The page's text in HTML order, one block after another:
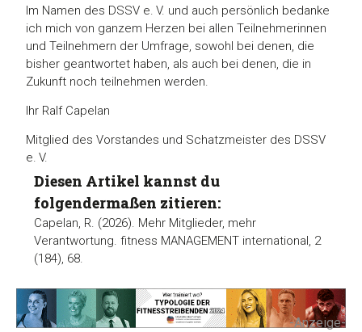
Im Namen des DSSV e. V. und auch persönlich bedanke
ich mich von ganzem Herzen bei allen Teilnehmerinnen
und Teilnehmern der Umfrage, sowohl bei denen, die
bisher geantwortet haben, als auch bei denen, die in
Zukunft noch teilnehmen werden.
Ihr Ralf Capelan
Mitglied des Vorstandes und Schatzmeister des DSSV
e. V.
Diesen Artikel kannst du
folgendermaßen zitieren:
Capelan, R. (2026). Mehr Mitglieder, mehr
Verantwortung. fitness MANAGEMENT international, 2
(184), 68.
-Anzeige-